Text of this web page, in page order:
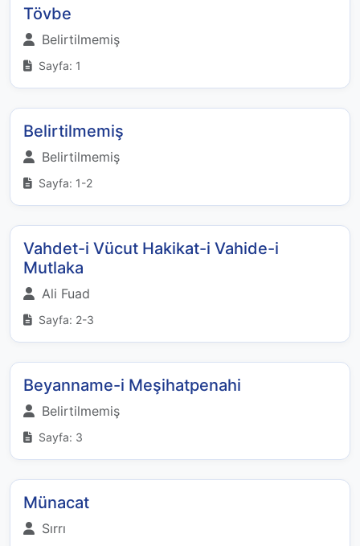
Tövbe
Belirtilmemiş
Sayfa: 1
Belirtilmemiş
Belirtilmemiş
Sayfa: 1-2
Vahdet-i Vücut Hakikat-i Vahide-i
Mutlaka
Ali Fuad
Sayfa: 2-3
Beyanname-i Meşihatpenahi
Belirtilmemiş
Sayfa: 3
Münacat
Sırrı